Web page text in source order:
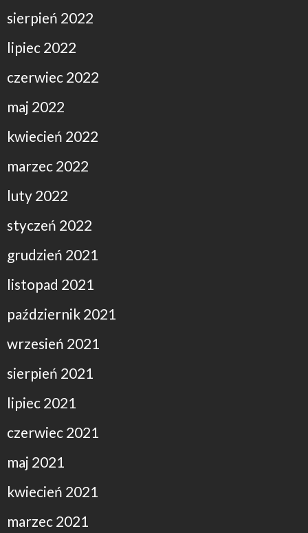
sierpień 2022
lipiec 2022
czerwiec 2022
maj 2022
kwiecień 2022
marzec 2022
luty 2022
styczeń 2022
grudzień 2021
listopad 2021
październik 2021
wrzesień 2021
sierpień 2021
lipiec 2021
czerwiec 2021
maj 2021
kwiecień 2021
marzec 2021